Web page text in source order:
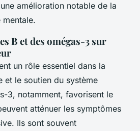
amélioration notable de la
B et des omégas-3 sur
un rôle essentiel dans la
et le soutien du système
3, notamment, favorisent le
atténuer les symptômes
Ils sont souvent